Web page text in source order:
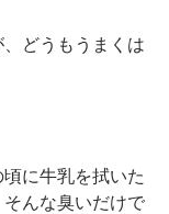
どうもうまくは
に牛乳を拭いた
んな臭いだけで